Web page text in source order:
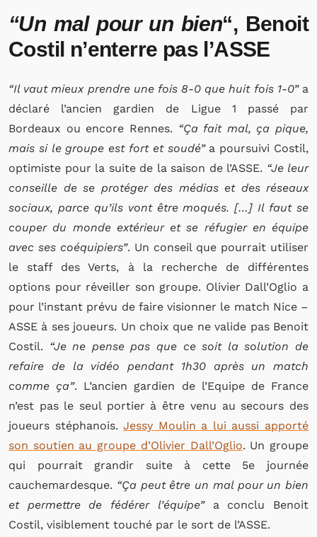
“Un mal pour un bien“, Benoit
Costil n’enterre pas l’ASSE
“Il vaut mieux prendre une fois 8-0 que huit fois 1-0”a
déclaré l’ancien gardien de Ligue 1 passé par
Bordeaux ou encore Rennes. “Ça fait mal, ça pique,
mais si le groupe est fort et soudé”a poursuivi Costil,
optimiste pour la suite de la saison de l’ASSE. “Je leur
conseille de se protéger des médias et des réseaux
sociaux, parce qu’ils vont être moqués. […] Il faut se
couper du monde extérieur et se réfugier en équipe
avec ses coéquipiers”. Un conseil que pourrait utiliser
le staff des Verts, à la recherche de différentes
options pour réveiller son groupe. Olivier Dall’Oglio a
pour l’instant prévu de faire visionner le match Nice –
ASSE à ses joueurs. Un choix que ne valide pas Benoit
Costil. “Je ne pense pas que ce soit la solution de
refaire de la vidéo pendant 1h30 après un match
comme ça”. L’ancien gardien de l’Equipe de France
n’est pas le seul portier à être venu au secours des
joueurs stéphanois.Jessy Moulin a lui aussi apporté
son soutien au groupe d’Olivier Dall’Oglio. Un groupe
qui pourrait grandir suite à cette 5e journée
cauchemardesque. “Ça peut être un mal pour un bien
et permettre de fédérer l’équipe”a conclu Benoit
Costil, visiblement touché par le sort de l’ASSE.